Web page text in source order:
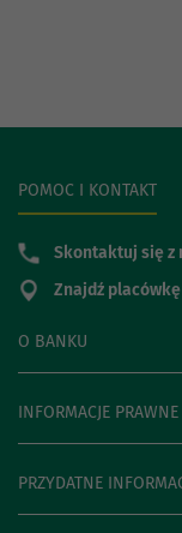
O BANKU
INFORMACJE PRAWNE
PRZYDATNE
POMOC I KONTAKT
Skontaktuj się z
Znajdź